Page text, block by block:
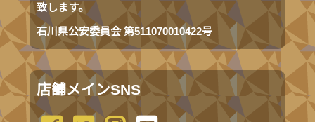
致します。
石川県公安委員会 第511070010422号
店舗メインSNS